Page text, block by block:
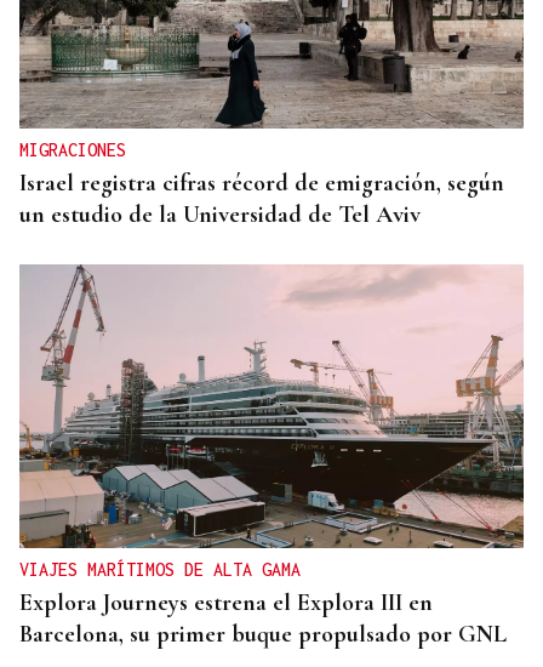
DAR EXPLICACIONES
Los ministros Robles, Marlaska, Albares y Bolaños
comparecerán en el Congreso para explicar la
crisis migratoria en Ceuta
MIGRACIONES
Israel registra cifras récord de emigración, según
un estudio de la Universidad de Tel Aviv
VIAJES MARÍTIMOS DE ALTA GAMA
Explora Journeys estrena el Explora III en
Barcelona, su primer buque propulsado por GNL